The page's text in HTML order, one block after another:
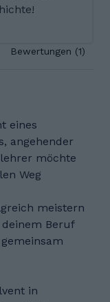
Bewertungen (1)
eines
angehender
möchte
Weg
meistern
Beruf
in